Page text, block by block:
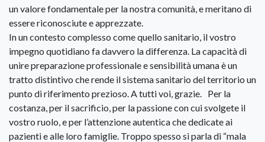
un valore fondamentale per la nostra comunità, e meritano di
essere riconosciute e apprezzate.
In un contesto complesso come quello sanitario, il vostro
impegno quotidiano fa davvero la differenza. La capacità di
unire preparazione professionale e sensibilità umana è un
tratto distintivo che rende il sistema sanitario del territorio un
punto di riferimento prezioso. A tutti voi, grazie. Per la
costanza, per il sacrificio, per la passione con cui svolgete il
vostro ruolo, e per l’attenzione autentica che dedicate ai
pazienti e alle loro famiglie. Troppo spesso si parla di “mala